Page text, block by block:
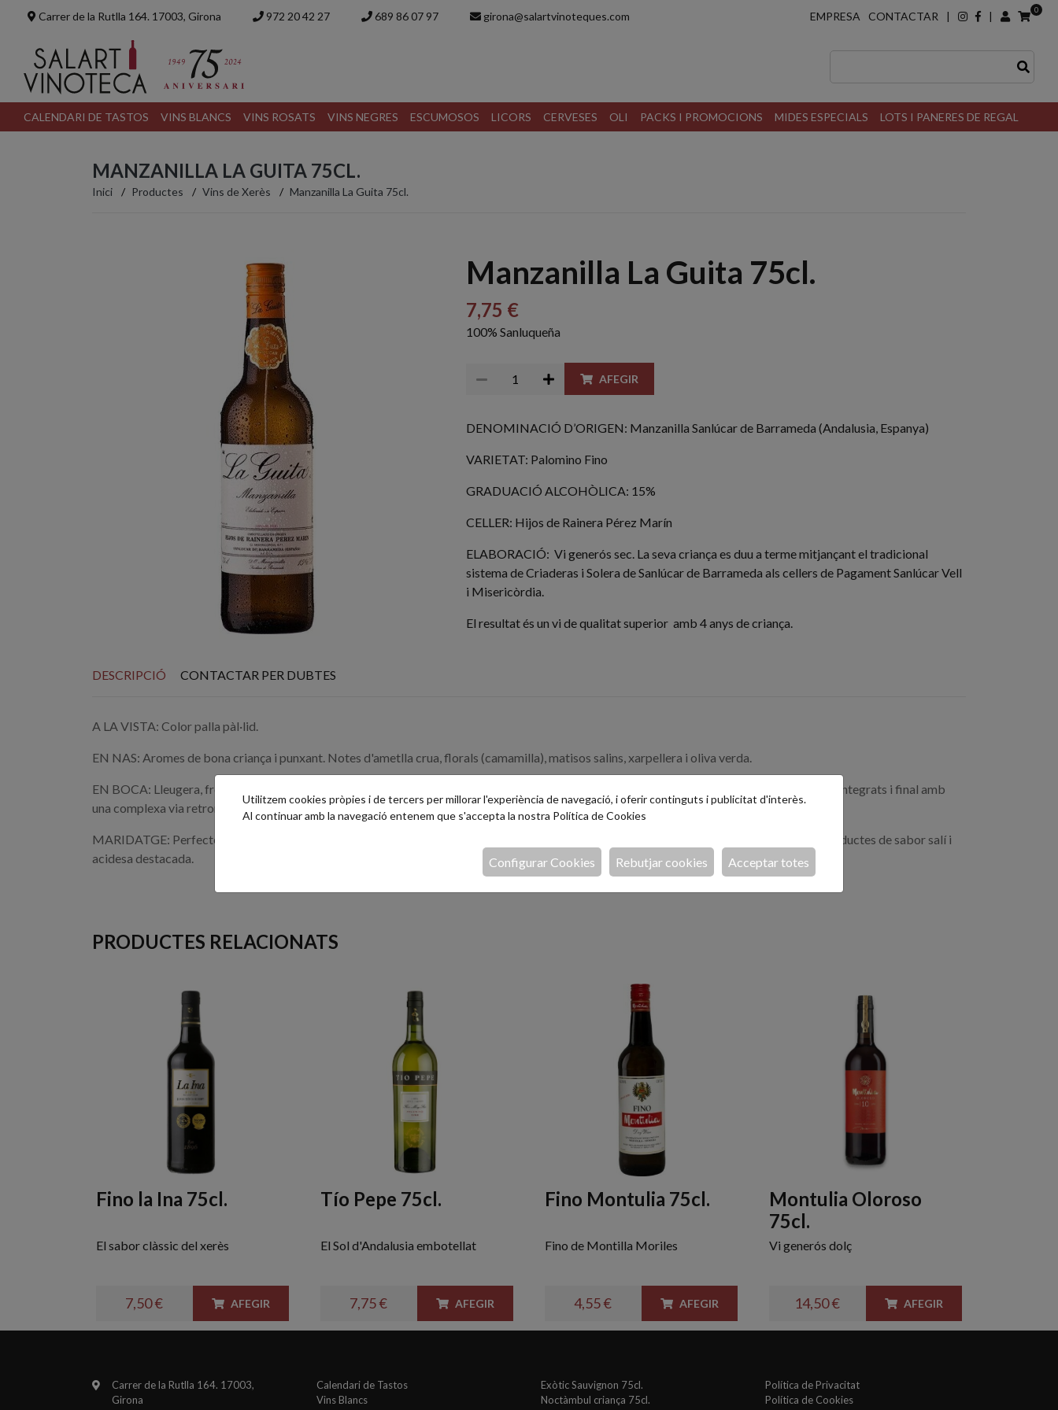
Carrer de la Rutlla 164. 17003, Girona 972 20 42 27 689 86 07 97 girona@salartvinoteques.com EMPRESA CONTACTAR | | 0
CALENDARI DE TASTOS VINS BLANCS VINS ROSATS VINS NEGRES ESCUMOSOS LICORS CERVESES OLI PACKS I PROMOCIONS MIDES ESPECIALS LOTS I PANERES DE REGAL
MANZANILLA LA GUITA 75CL.
Inici Productes Vins de Xerès Manzanilla La Guita 75cl.
Manzanilla La Guita 75cl.
7,75 €
100% Sanluqueña
AFEGIR
DENOMINACIÓ D’ORIGEN: Manzanilla Sanlúcar de Barrameda (Andalusia, Espanya)
VARIETAT: Palomino Fino
GRADUACIÓ ALCOHÒLICA: 15%
CELLER: Hijos de Rainera Pérez Marín
ELABORACIÓ: Vi generós sec. La seva criança es duu a terme mitjançant el tradicional
sistema de Criaderas i Solera de Sanlúcar de Barrameda als cellers de Pagament Sanlúcar Vell
i Misericòrdia.
El resultat és un vi de qualitat superior amb 4 anys de criança.
DESCRIPCIÓ CONTACTAR PER DUBTES
A LA VISTA: Color palla pàl·lid.
EN NAS: Aromes de bona criança i punxant. Notes d'ametlla crua, florals (camamilla), matisos salins, xarpellera i oliva verda.
EN BOCA: Lleugera, fresca, aromàtica i punxant, amb final llarg. Sensacions de bona criança, ametlla, herbacis, cereals frescos, aldehids ben integrats i final amb
una complexa via retronasal.
MARIDATGE: Perfecte per acompanyar qualsevol plat de pica-pica: pernil, formatges, conserves, patés, etc. Maridatge de marisc, peix i productes de sabor salí i
acidesa destacada.
PRODUCTES RELACIONATS
Fino la Ina 75cl.
El sabor clàssic del xerès
7,50 € AFEGIR
Tío Pepe 75cl.
El Sol d'Andalusia embotellat
7,75 € AFEGIR
Fino Montulia 75cl.
Fino de Montilla Moriles
4,55 € AFEGIR
Montulia Oloroso
75cl.
Vi generós dolç
14,50 € AFEGIR
Carrer de la Rutlla 164. 17003,
Girona
Calendari de Tastos
Vins Blancs
Exòtic Sauvignon 75cl.
Noctàmbul criança 75cl.
Política de Privacitat
Política de Cookies
Utilitzem cookies pròpies i de tercers per millorar l'experiència de navegació, i oferir continguts i publicitat d'interès.
Al continuar amb la navegació entenem que s'accepta la nostra Política de Cookies
Acceptar totes
Rebutjar cookies
Configurar Cookies